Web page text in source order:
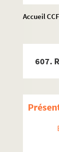
Accueil
607.